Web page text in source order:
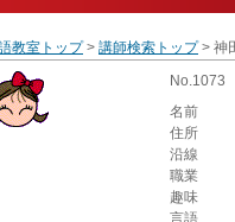
教室トップ> 講師検索トップ> 神
No.1073
名前
住所
沿線
職業
趣味
言語